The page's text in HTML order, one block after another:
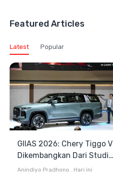
Featured Articles
Latest Popular
GIIAS 2026: Chery Tiggo V
Dikembangkan Dari Studi
Komprehensif di Indonesia
Anindiyo Pradhono . Hari ini